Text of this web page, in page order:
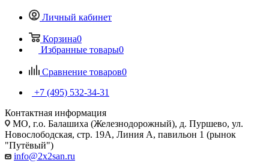
Личный кабинет
Корзина0
Избранные товары0
Сравнение товаров0
+7 (495) 532‑34‑31
Контактная информация
МО, г.о. Балашиха (Железнодорожный), д. Пуршево, ул.
Новослободская, стр. 19А, Линия А, павильон 1 (рынок
"Путёвый")
info@2x2san.ru